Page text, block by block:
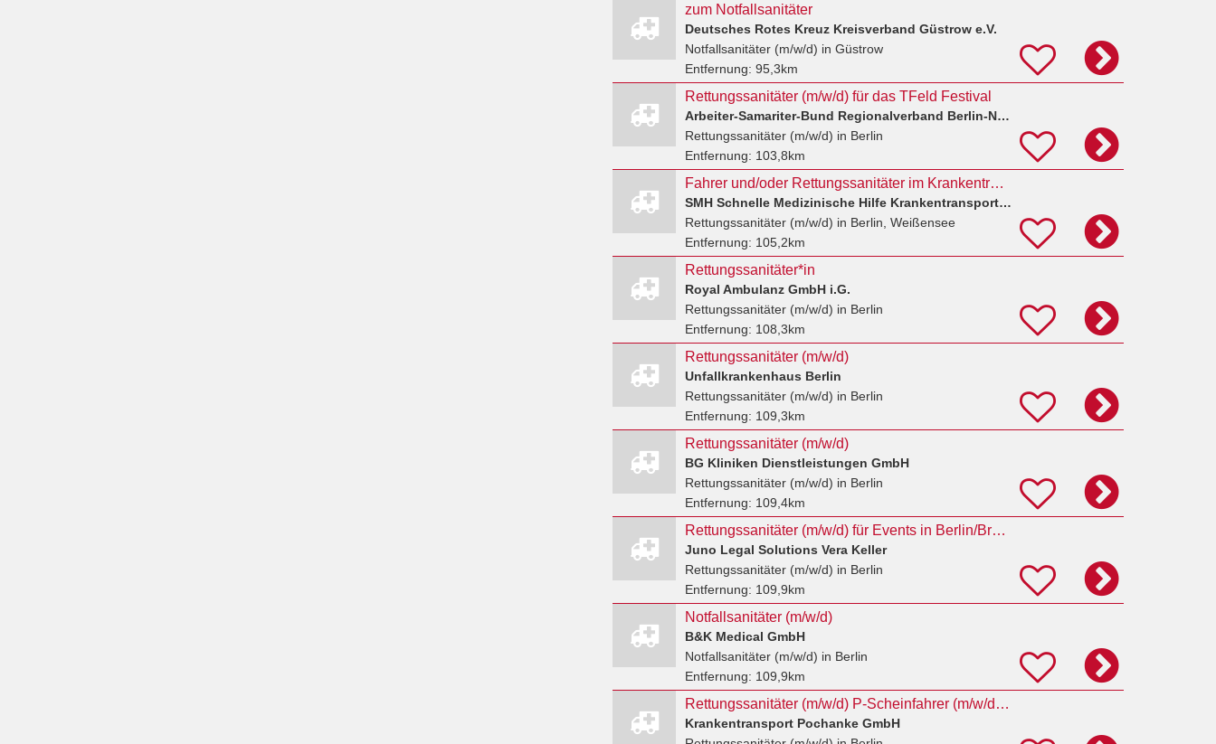
zum Notfallsanitäter
Deutsches Rotes Kreuz Kreisverband Güstrow e.V.
Notfallsanitäter (m/w/d) in Güstrow
Entfernung: 95,3km
Rettungssanitäter (m/w/d) für das TFeld Festival
Arbeiter-Samariter-Bund Regionalverband Berlin-Nordwest e.V.
Rettungssanitäter (m/w/d) in Berlin
Entfernung: 103,8km
Fahrer und/oder Rettungssanitäter im Krankentransport
SMH Schnelle Medizinische Hilfe Krankentransport GmbH
Rettungssanitäter (m/w/d) in Berlin, Weißensee
Entfernung: 105,2km
Rettungssanitäter*in
Royal Ambulanz GmbH i.G.
Rettungssanitäter (m/w/d) in Berlin
Entfernung: 108,3km
Rettungssanitäter (m/w/d)
Unfallkrankenhaus Berlin
Rettungssanitäter (m/w/d) in Berlin
Entfernung: 109,3km
Rettungssanitäter (m/w/d)
BG Kliniken Dienstleistungen GmbH
Rettungssanitäter (m/w/d) in Berlin
Entfernung: 109,4km
Rettungssanitäter (m/w/d) für Events in Berlin/Brandenburg
Juno Legal Solutions Vera Keller
Rettungssanitäter (m/w/d) in Berlin
Entfernung: 109,9km
Notfallsanitäter (m/w/d)
B&K Medical GmbH
Notfallsanitäter (m/w/d) in Berlin
Entfernung: 109,9km
Rettungssanitäter (m/w/d) P-Scheinfahrer (m/w/d) Disponenten (m/w/d)
Krankentransport Pochanke GmbH